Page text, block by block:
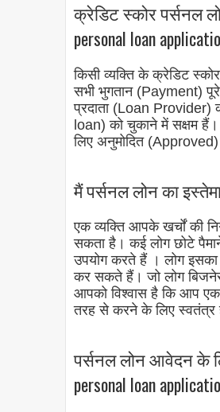
क्रेडिट स्कोर पर्सनल
personal loan
किसी व्यक्ति के क्रेडिट
सभी भुगतान (Payment)
प्रदाता (Loan Provider)
loan) को चुकाने में सक्षम
लिए अनुमोदित
मैं पर्सनल लोन का
एक व्यक्ति आपके खर्चों की
सकता है। कई लोग छोटे
उपयोग करते हैं । लोग इसका
कर सकते हैं। जो लोग
आपको विश्वास है कि आप
तरह से करने के लिए स्वतंत्र
पर्सनल लोन आवेदन के
personal loan